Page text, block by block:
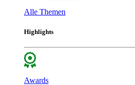
Alle Themen
Highlights
Awards